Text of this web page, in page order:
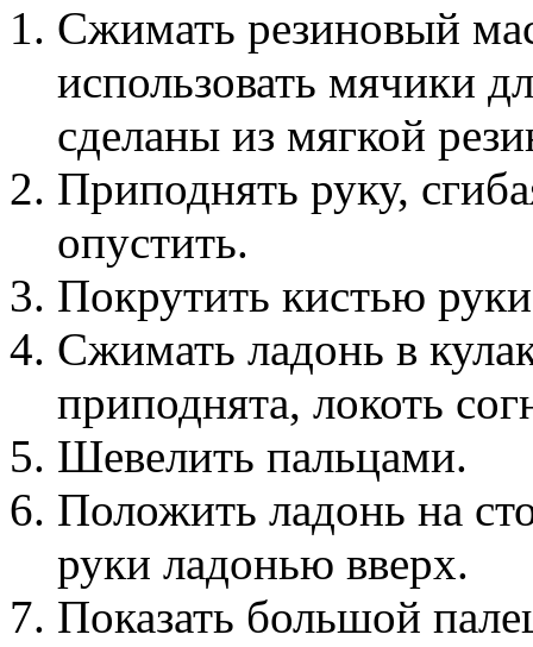
Сжимать резиновый
использовать мячики
сделаны из мягкой
Приподнять руку,
опустить.
Покрутить кистью
Сжимать ладонь в
приподнята, локоть
Шевелить пальцами.
Положить ладонь на
руки ладонью вверх.
Показать большой